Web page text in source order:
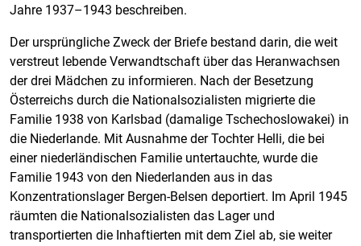
Jahre 1937–1943 beschreiben.
Der ursprüngliche Zweck der Briefe bestand darin, die weit
verstreut lebende Verwandtschaft über das Heranwachsen
der drei Mädchen zu informieren. Nach der Besetzung
Österreichs durch die Nationalsozialisten migrierte die
Familie 1938 von Karlsbad (damalige Tschechoslowakei) in
die Niederlande. Mit Ausnahme der Tochter Helli, die bei
einer niederländischen Familie untertauchte, wurde die
Familie 1943 von den Niederlanden aus in das
Konzentrationslager Bergen-Belsen deportiert. Im April 1945
räumten die Nationalsozialisten das Lager und
transportierten die Inhaftierten mit dem Ziel ab, sie weiter